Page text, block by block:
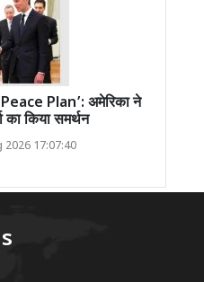
Plan’: अमेरिका ने
का किया समर्थन
17:07:40